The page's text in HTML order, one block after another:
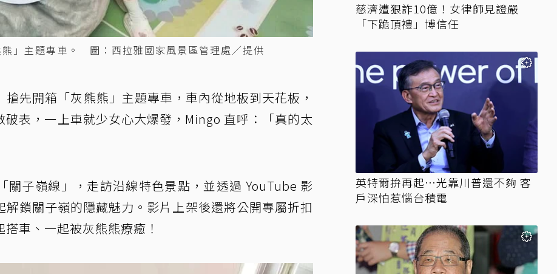
」主題專車。 圖：西拉雅國家風景區管理處／提供
先開箱「灰熊熊」主題專車，車內從地板到天花板，
表，一上車就少女心大爆發，Mingo 直呼：「真的太
關子嶺線」，走訪沿線特色景點，並透過 YouTube 影
鎖關子嶺的隱藏魅力。影片上架後還將公開專屬折扣
車、一起被灰熊熊療癒！
慈濟遭狠詐10億！女律師見證嚴
「下跪頂禮」博信任
英特爾拚再起…光靠川普還不夠 客
戶深怕惹惱台積電